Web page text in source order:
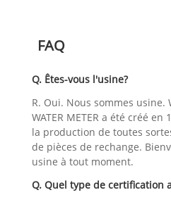
FAQ
Q. Êtes-vous l'usine?
R. Oui. Nous sommes usine.
WATER METER a été créé
la production de toutes
de pièces de rechange.
usine à tout moment.
Q. Quel type de certification